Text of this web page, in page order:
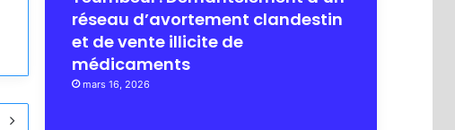
réseau d’avortement clandestin
et de vente illicite de
médicaments
mars 16, 2026